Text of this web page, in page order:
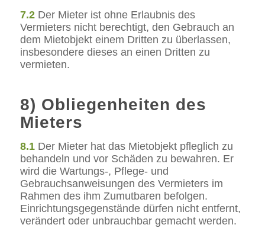
7.2 Der Mieter ist ohne Erlaubnis des
Vermieters nicht berechtigt, den Gebrauch an
dem Mietobjekt einem Dritten zu überlassen,
insbesondere dieses an einen Dritten zu
vermieten.
8) Obliegenheiten des
Mieters
8.1 Der Mieter hat das Mietobjekt pfleglich zu
behandeln und vor Schäden zu bewahren. Er
wird die Wartungs-, Pflege- und
Gebrauchsanweisungen des Vermieters im
Rahmen des ihm Zumutbaren befolgen.
Einrichtungsgegenstände dürfen nicht entfernt,
verändert oder unbrauchbar gemacht werden.